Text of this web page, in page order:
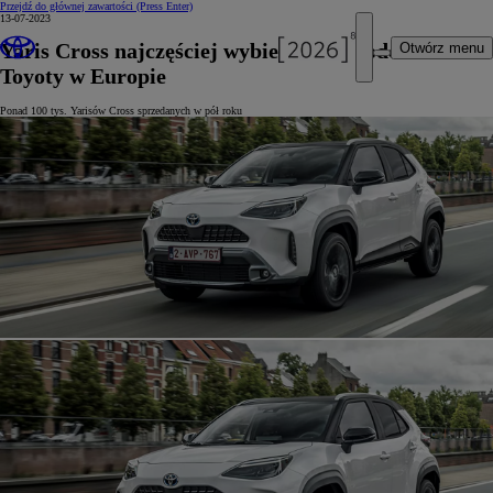
Przejdź do głównej zawartości (Press Enter)
Otwórz menu
13-07-2023
Yaris Cross najczęściej wybieranym modelem
Toyoty w Europie
Ponad 100 tys. Yarisów Cross sprzedanych w pół roku